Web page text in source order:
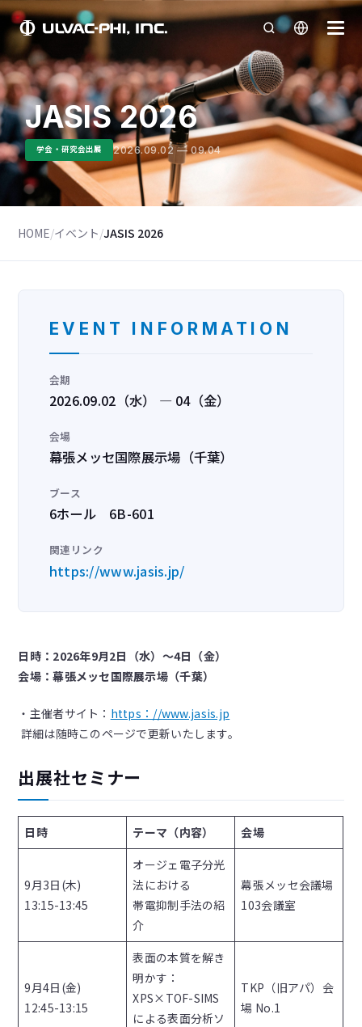
JASIS 2026
学会・研究会出展 2026.09.02 — 09.04
HOME/イベント/JASIS 2026
EVENT INFORMATION
会期
2026.09.02（水） — 04（金）
会場
幕張メッセ国際展示場（千葉）
ブース
6ホール 6B-601
関連リンク
https://www.jasis.jp/
日時：2026年9月2日（水）～4日（金）
会場：幕張メッセ国際展示場（千葉）
・主催者サイト： https：//www.jasis.jp
詳細は随時このページで更新いたします。
出展社セミナー
日時 テーマ（内容） 会場
9月3日(木)
13:15-13:45
オージェ電⼦分光
法における
帯電抑制⼿法の紹
介
幕張メッセ会議場
103会議室
9月4日(金)
12:45-13:15
表⾯の本質を解き
明かす：
XPS×TOF-SIMS
による表⾯分析ソ
TKP（旧アパ）会
場 No.1